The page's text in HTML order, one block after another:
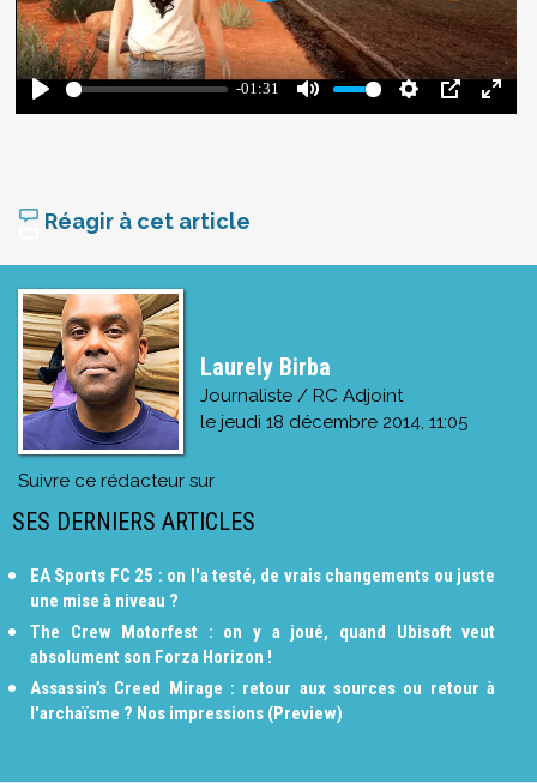
Réagir à cet article
Laurely Birba
Journaliste / RC Adjoint
le jeudi 18 décembre 2014, 11:05
Suivre ce rédacteur sur
SES DERNIERS ARTICLES
EA Sports FC 25 : on l'a testé, de vrais changements ou juste
une mise à niveau ?
The Crew Motorfest : on y a joué, quand Ubisoft veut
absolument son Forza Horizon !
Assassin’s Creed Mirage : retour aux sources ou retour à
l'archaïsme ? Nos impressions (Preview)